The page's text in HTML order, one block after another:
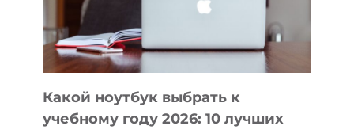
БЕЗ
СЛОЖНОГО
КОДА
Какой ноутбук выбрать к
учебному году 2026: 10 лучших